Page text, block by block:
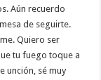
Aún recuerdo
de seguirte.
Quiero ser
tu fuego toque a
unción, sé muy